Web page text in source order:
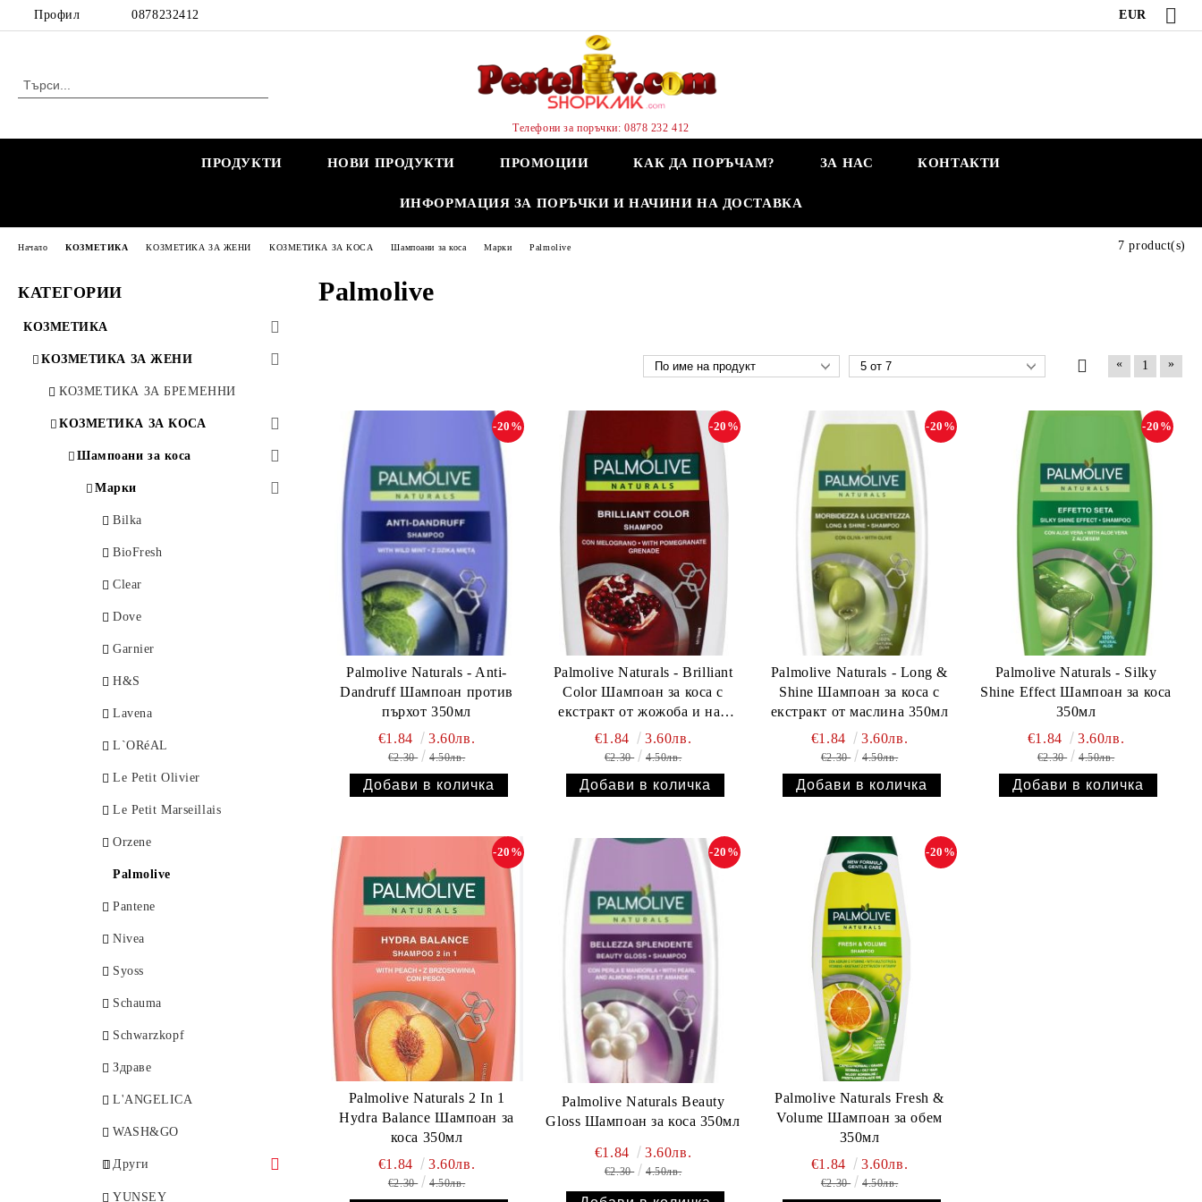
Профил 0878232412 EUR
Телефони за поръчки: 0878 232 412
ПРОДУКТИ НОВИ ПРОДУКТИ ПРОМОЦИИ КАК ДА ПОРЪЧАМ? ЗА НАС КОНТАКТИ
ИНФОРМАЦИЯ ЗА ПОРЪЧКИ И НАЧИНИ НА ДОСТАВКА
КАТЕГОРИИ
КОЗМЕТИКА
КОЗМЕТИКА ЗА ЖЕНИ
КОЗМЕТИКА ЗА БРЕМЕННИ
КОЗМЕТИКА ЗА КОСА
Шампоани за коса
Марки
Bilka
BioFresh
Clear
Dove
Garnier
H&S
Lavena
L`ORéAL
Le Petit Olivier
Le Petit Marseillais
Orzene
Palmolive
Pantene
Nivea
Syoss
Schauma
Schwarzkopf
Здраве
L'ANGELICA
WASH&GO
Други
Aroma Fresh
YUNSEY
Начало КОЗМЕТИКА КОЗМЕТИКА ЗА ЖЕНИ КОЗМЕТИКА ЗА КОСА Шампоани за коса Марки Palmolive
Palmolive
7 product(s)
« 1 »
Palmolive Naturals - Anti-
Dandruff Шампоан против
пърхот 350мл
-20%
€1.84 3.60лв.
€2.30 4.50лв.
Palmolive Naturals - Brilliant
Color Шампоан за коса с
екстракт от жожоба и нар
350мл
-20%
€1.84 3.60лв.
€2.30 4.50лв.
Palmolive Naturals - Long &
Shine Шампоан за коса с
екстракт от маслина 350мл
-20%
€1.84 3.60лв.
€2.30 4.50лв.
Palmolive Naturals - Silky
Shine Effect Шампоан за коса
350мл
-20%
€1.84 3.60лв.
€2.30 4.50лв.
Palmolive Naturals 2 In 1
Hydra Balance Шампоан за
коса 350мл
-20%
€1.84 3.60лв.
€2.30 4.50лв.
Palmolive Naturals Beauty
Gloss Шампоан за коса 350мл
-20%
€1.84 3.60лв.
€2.30 4.50лв.
Palmolive Naturals Fresh &
Volume Шампоан за обем
350мл
-20%
€1.84 3.60лв.
€2.30 4.50лв.